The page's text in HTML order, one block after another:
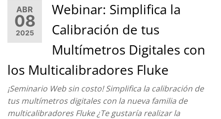
ABR
08
2025
Webinar: Simplifica la
Calibración de tus
Multímetros Digitales con
los Multicalibradores Fluke
¡Seminario Web sin costo! Simplifica la calibración de
tus multímetros digitales con la nueva familia de
multicalibradores Fluke ¿Te gustaría realizar la